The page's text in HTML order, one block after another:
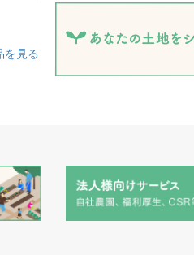
を見る